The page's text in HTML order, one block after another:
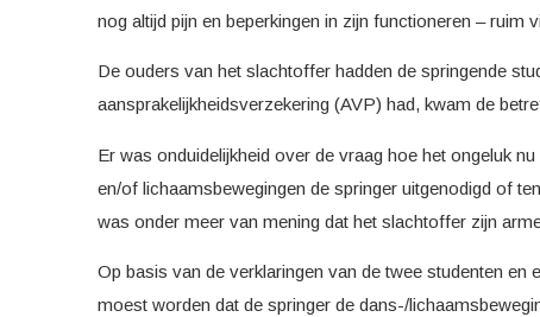
nog altijd pijn en beperkingen in zijn functioneren – ruim
De ouders van het slachtoffer hadden de springende
aansprakelijkheidsverzekering (AVP) had, kwam de
Er was onduidelijkheid over de vraag hoe het ongeluk
en/of lichaamsbewegingen de springer uitgenodigd of
was onder meer van mening dat het slachtoffer zijn
Op basis van de verklaringen van de twee studenten
moest worden dat de springer de dans-/